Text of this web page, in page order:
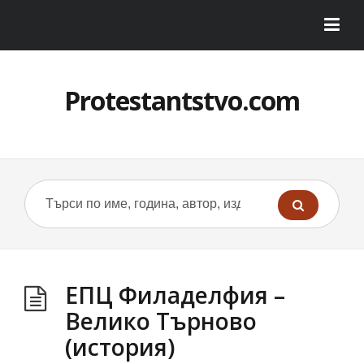
Protestantstvo.com
ЕПЦ Филаделфия –
Велико Търново
(история)